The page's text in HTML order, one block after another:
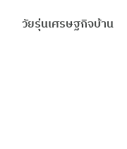
วัยรุ่นเศรษฐกิจบ้าน